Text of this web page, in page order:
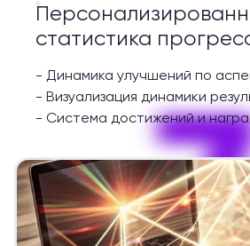
статистика
- Динамика улучшений по
- Визуализация динамики
- Система достижений и